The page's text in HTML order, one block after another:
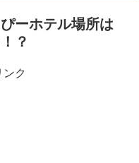
ーホテル場所は
？
ンク